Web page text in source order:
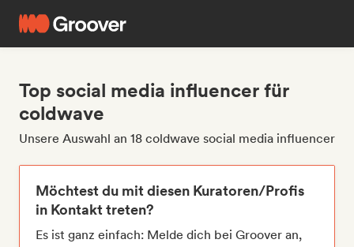
Top social media influencer für
coldwave
Unsere Auswahl an 18 coldwave social media influencer
Möchtest du mit diesen Kuratoren/Profis
in Kontakt treten?
Es ist ganz einfach: Melde dich bei Groover an,